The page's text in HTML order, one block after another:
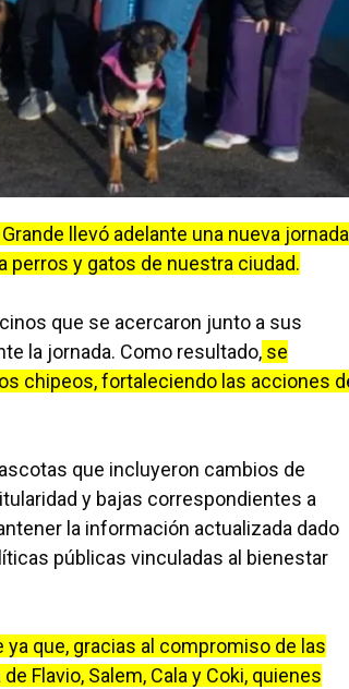
llevó adelante una nueva jornada
perros y gatos de nuestra ciudad.
que se acercaron junto a sus
la jornada. Como resultado, se
chipeos, fortaleciendo las acciones
que incluyeron cambios de
y bajas correspondientes a
la información actualizada dado
públicas vinculadas al bienestar
que, gracias al compromiso de las
Flavio, Salem, Cala y Coki, quienes